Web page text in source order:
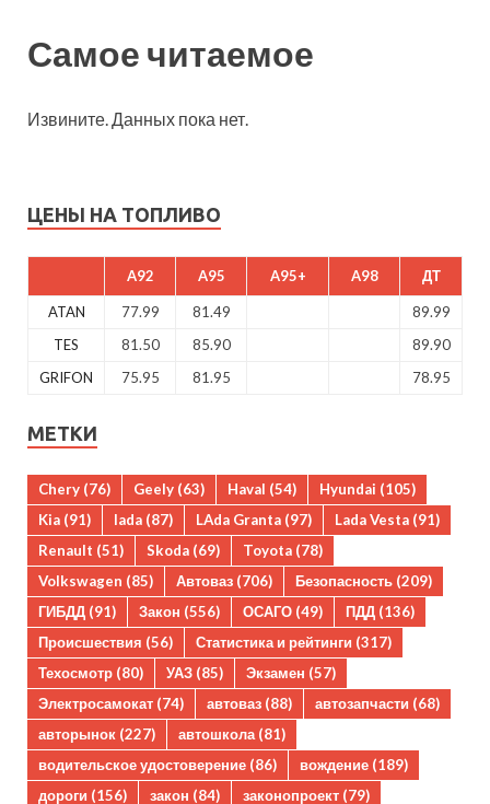
Самое читаемое
Извините. Данных пока нет.
ЦЕНЫ НА ТОПЛИВО
A92 A95 A95+ A98 ДТ
ATAN 77.99 81.49
89.99
TES
81.50 85.90
89.90
GRIFON
75.95 81.95 78.95
МЕТКИ
Chery (76) Geely (63) Haval (54) Hyundai (105)
Kia (91) lada (87) LAda Granta (97) Lada Vesta (91)
Renault (51) Skoda (69) Toyota (78)
Volkswagen (85) Автоваз (706) Безопасность (209)
ГИБДД (91) Закон (556) ОСАГО (49) ПДД (136)
Происшествия (56) Статистика и рейтинги (317)
Техосмотр (80) УАЗ (85) Экзамен (57)
Электросамокат (74) автоваз (88) автозапчасти (68)
авторынок (227) автошкола(81)
водительское удостоверение (86) вождение (189)
дороги (156) закон (84) законопроект (79)